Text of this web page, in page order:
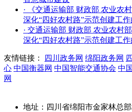
· 《交通运输部 财政部 农业农
深化“四好农村路”示范创建工
· 交通运输部 财政部 农业农村
深化“四好农村路”示范创建工
友情链接： 四川政务网 绵阳政务网
心 中国衡器网 中国智能交通协会 中
网
地址：四川省绵阳市金家林总部